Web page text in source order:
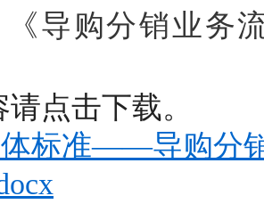
导购分销业务
点击下载。
体标准——导购分